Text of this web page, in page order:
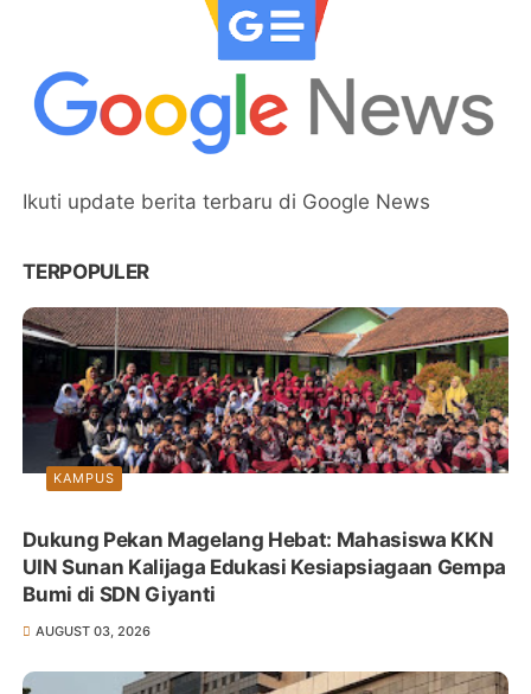
Ikuti update berita terbaru di Google News
TERPOPULER
KAMPUS
Dukung Pekan Magelang Hebat: Mahasiswa KKN
UIN Sunan Kalijaga Edukasi Kesiapsiagaan Gempa
Bumi di SDN Giyanti
AUGUST 03, 2026